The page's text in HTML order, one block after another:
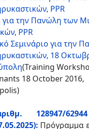
PPR
την Πανώλη των
PPR
Σεμινάριο για την
18
(Training
18 October 2016,
128947/
Πρόγραμμα